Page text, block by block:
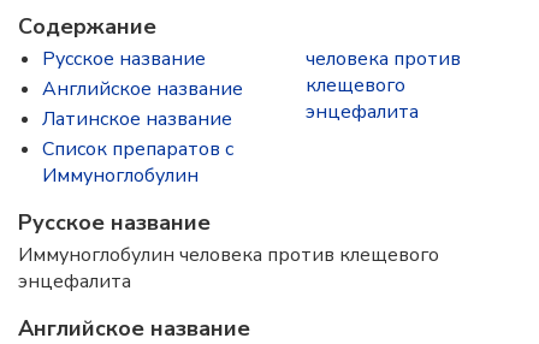
Содержание
Русское название
Английское название
Латинское название
Список препаратов с
Иммуноглобулин
человека против
клещевого
энцефалита
Русское название
Иммуноглобулин человека против клещевого
энцефалита
Английское название